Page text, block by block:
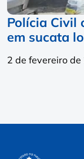
Polícia Civil
em sucata
2 de fevereiro